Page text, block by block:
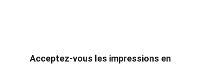
Acceptez-vous les impressions en